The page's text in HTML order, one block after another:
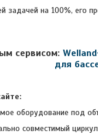
на 100%, его
сервисом:
для
оборудование под
совместимый